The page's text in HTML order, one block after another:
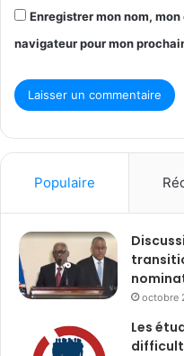
Enregistrer mon nom,
navigateur pour mon
Populaire
octobre
Les